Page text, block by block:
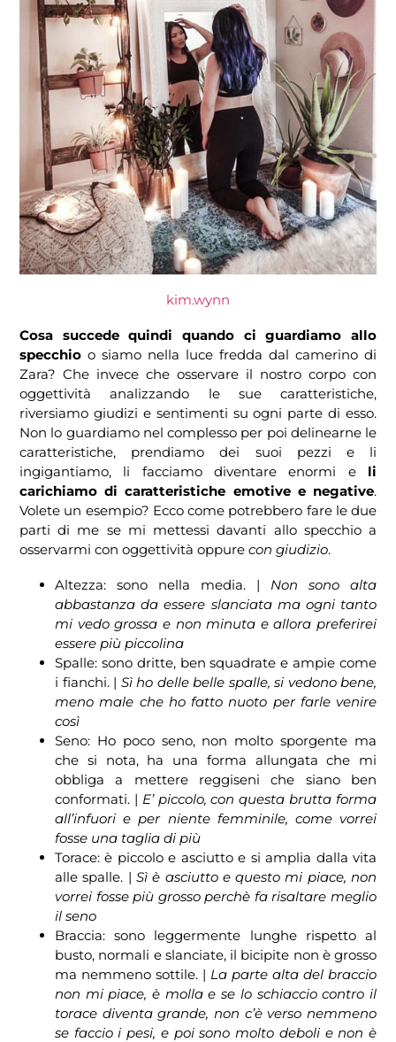
kim.wynn
Cosa succede quindi quando ci guardiamo allo
specchio o siamo nella luce fredda dal camerino di
Zara? Che invece che osservare il nostro corpo con
oggettività analizzando le sue caratteristiche,
riversiamo giudizi e sentimenti su ogni parte di esso.
Non lo guardiamo nel complesso per poi delinearne le
caratteristiche, prendiamo dei suoi pezzi e li
ingigantiamo, li facciamo diventare enormi e li
carichiamo di caratteristiche emotive e negative.
Volete un esempio? Ecco come potrebbero fare le due
parti di me se mi mettessi davanti allo specchio a
osservarmi con oggettività oppure con giudizio.
Altezza: sono nella media. | Non sono alta
abbastanza da essere slanciata ma ogni tanto
mi vedo grossa e non minuta e allora preferirei
essere più piccolina
Spalle: sono dritte, ben squadrate e ampie come
i fianchi. | Sì ho delle belle spalle, si vedono bene,
meno male che ho fatto nuoto per farle venire
così
Seno: Ho poco seno, non molto sporgente ma
che si nota, ha una forma allungata che mi
obbliga a mettere reggiseni che siano ben
conformati. | E’ piccolo, con questa brutta forma
all’infuori e per niente femminile, come vorrei
fosse una taglia di più
Torace: è piccolo e asciutto e si amplia dalla vita
alle spalle. | Sì è asciutto e questo mi piace, non
vorrei fosse più grosso perchè fa risaltare meglio
il seno
Braccia: sono leggermente lunghe rispetto al
busto, normali e slanciate, il bicipite non è grosso
ma nemmeno sottile. | La parte alta del braccio
non mi piace, è molla e se lo schiaccio contro il
torace diventa grande, non c’è verso nemmeno
se faccio i pesi, e poi sono molto deboli e non è